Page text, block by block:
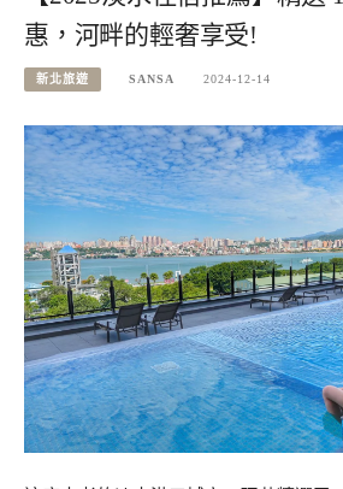
惠，河畔的輕奢享受!
新北旅遊 SANSA 2024-12-14